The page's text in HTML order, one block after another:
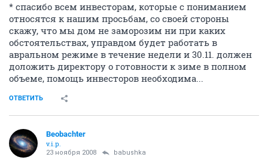
* спасибо всем инвесторам, которые с пониманием
относятся к нашим просьбам, со своей стороны
скажу, что мы дом не заморозим ни при каких
обстоятельствах, управдом будет работать в
авральном режиме в течение недели и 30.11. должен
доложить директору о готовности к зиме в полном
объеме, помощь инвесторов необходима...
ОТВЕТИТЬ
Beobachter
v.i.p.
23 ноября 2008 babushka